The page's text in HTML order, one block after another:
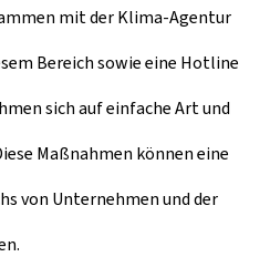
mit der Klima-Agentur
Bereich sowie eine Hotline
sich auf einfache Art und
Maßnahmen können eine
von Unternehmen und der